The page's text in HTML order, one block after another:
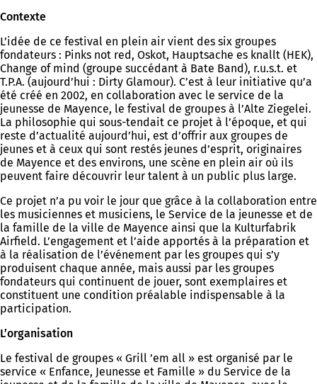
Contexte
L’idée de ce festival en plein air vient des six groupes
fondateurs : Pinks not red, Oskot, Hauptsache es knallt (HEK),
Change of mind (groupe succédant à Bate Band), r.u.s.t. et
T.P.A. (aujourd’hui : Dirty Glamour). C’est à leur initiative qu’a
été créé en 2002, en collaboration avec le service de la
jeunesse de Mayence, le festival de groupes à l’Alte Ziegelei.
La philosophie qui sous-tendait ce projet à l’époque, et qui
reste d’actualité aujourd’hui, est d’offrir aux groupes de
jeunes et à ceux qui sont restés jeunes d’esprit, originaires
de Mayence et des environs, une scène en plein air où ils
peuvent faire découvrir leur talent à un public plus large.
Ce projet n’a pu voir le jour que grâce à la collaboration entre
les musiciennes et musiciens, le Service de la jeunesse et de
la famille de la ville de Mayence ainsi que la Kulturfabrik
Airfield. L’engagement et l’aide apportés à la préparation et
à la réalisation de l’événement par les groupes qui s’y
produisent chaque année, mais aussi par les groupes
fondateurs qui continuent de jouer, sont exemplaires et
constituent une condition préalable indispensable à la
participation.
L’organisation
Le festival de groupes « Grill ’em all » est organisé par le
service « Enfance, Jeunesse et Famille » du Service de la